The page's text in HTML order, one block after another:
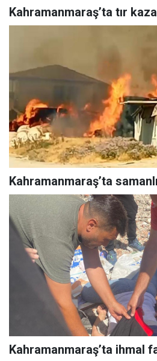
Kahramanmaraş’ta tır
Kahramanmaraş’ta
Kahramanmaraş’ta ihmal